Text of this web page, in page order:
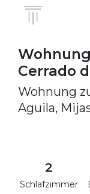
Cerrado
Wohnung
Aguila,
2
Schlafzimmer